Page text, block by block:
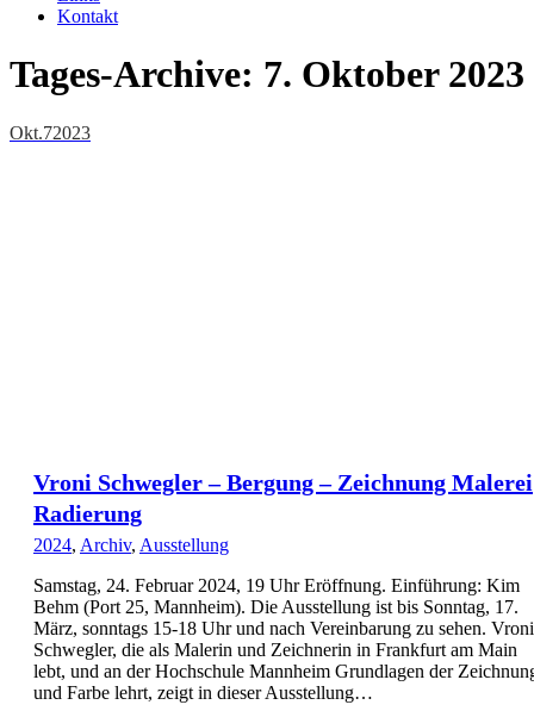
Kontakt
Tages-Archive: 7. Oktober 2023
Okt.72023
Vroni Schwegler – Bergung – Zeichnung Malerei
Radierung
2024, Archiv, Ausstellung
Samstag, 24. Februar 2024, 19 Uhr Eröffnung. Einführung: Kim
Behm (Port 25, Mannheim). Die Ausstellung ist bis Sonntag, 17.
März, sonntags 15-18 Uhr und nach Vereinbarung zu sehen. Vroni
Schwegler, die als Malerin und Zeichnerin in Frankfurt am Main
lebt, und an der Hochschule Mannheim Grundlagen der
und Farbe lehrt, zeigt in dieser Ausstellung…